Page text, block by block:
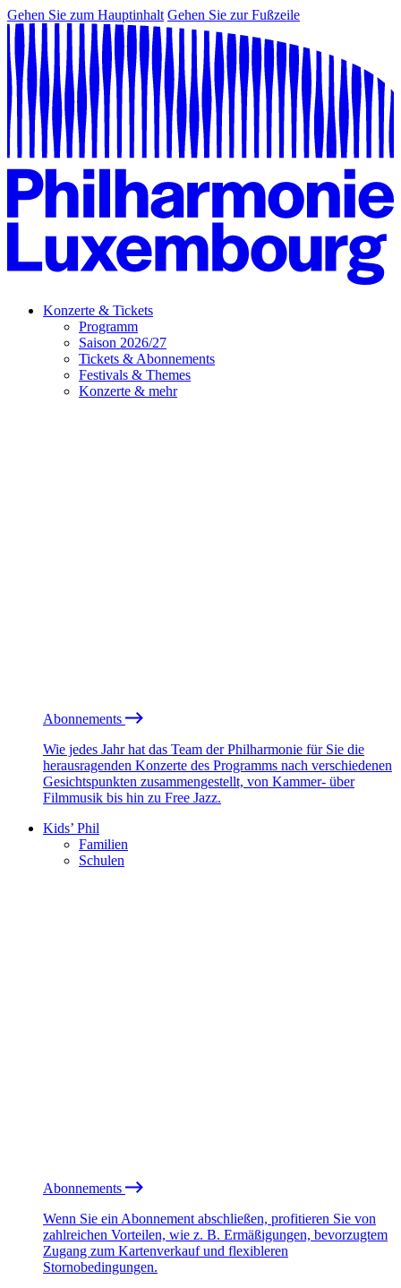
Gehen Sie zum Hauptinhalt Gehen Sie zur Fußzeile
Konzerte & Tickets
Programm
Saison 2026/27
Tickets & Abonnements
Festivals & Themes
Konzerte & mehr
Abonnements
Wie jedes Jahr hat das Team der Philharmonie für Sie die
herausragenden Konzerte des Programms nach verschiedenen
Gesichtspunkten zusammengestellt, von Kammer- über
Filmmusik bis hin zu Free Jazz.
Kids’ Phil
Familien
Schulen
Abonnements
Wenn Sie ein Abonnement abschließen, profitieren Sie von
zahlreichen Vorteilen, wie z. B. Ermäßigungen, bevorzugtem
Zugang zum Kartenverkauf und flexibleren
Stornobedingungen.